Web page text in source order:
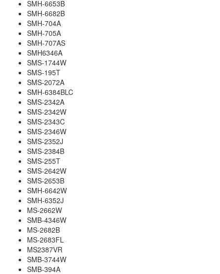
SMH-6653B
SMH-6682B
SMH-704A
SMH-705A
SMH-707AS
SMH6346A
SMS-1744W
SMS-195T
SMS-2072A
SMH-6384BLC
SMS-2342A
SMS-2342W
SMS-2343C
SMS-2346W
SMS-2352J
SMS-2384B
SMS-255T
SMS-2642W
SMS-2653B
SMH-6642W
SMH-6352J
MS-2662W
SMB-4346W
MS-2682B
MS-2683FL
MS2387VR
SMB-3744W
SMB-394A